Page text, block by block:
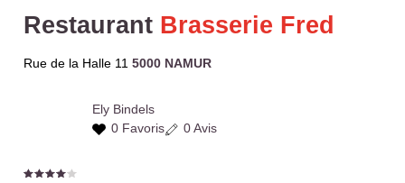
Restaurant Brasserie Fred
Rue de la Halle 115000 NAMUR
Ely Bindels
0 Favoris
0 Avis